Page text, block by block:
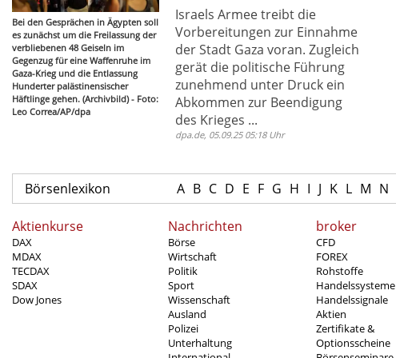
Bei den Gesprächen in Ägypten soll
es zunächst um die Freilassung der
verbliebenen 48 Geiseln im
Gegenzug für eine Waffenruhe im
Gaza-Krieg und die Entlassung
Hunderter palästinensischer
Häftlinge gehen. (Archivbild) - Foto:
Leo Correa/AP/dpa
Israels Armee treibt die
Vorbereitungen zur Einnahme
der Stadt Gaza voran. Zugleich
gerät die politische Führung
zunehmend unter Druck ein
Abkommen zur Beendigung
des Krieges ...
dpa.de, 05.09.25 05:18 Uhr
Börsenlexikon A B C D E F G H I J K L M N
Aktienkurse
DAX
MDAX
TECDAX
SDAX
Dow Jones
Nachrichten
Börse
Wirtschaft
Politik
Sport
Wissenschaft
Ausland
Polizei
Unterhaltung
broker
CFD
FOREX
Rohstoffe
Handelssysteme
Handelssignale
Aktien
Zertifikate &
Optionsscheine